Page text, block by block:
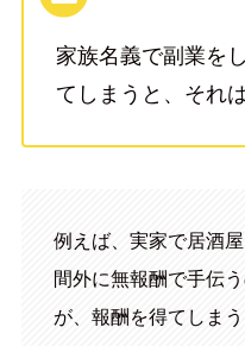
家族名義で副業を
てしまうと、それ
例えば、実家で居酒
間外に無報酬で手伝
が、報酬を得てしま